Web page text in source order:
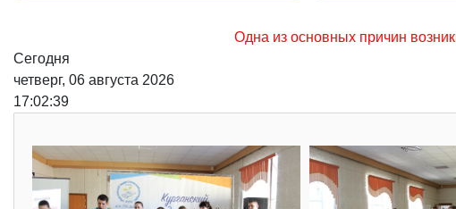
Одна из основных причин возникновения лесных
Сегодня
четверг, 06 августа 2026
17:02:40